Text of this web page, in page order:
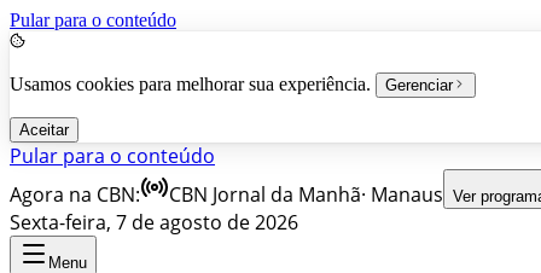
Pular para o conteúdo
Usamos cookies para melhorar sua experiência. Gerenciar
Aceitar
Pular para o conteúdo
Agora na CBN:
CBN Jornal da Manhã· Manaus Ver
Sexta-feira, 7 de agosto de 2026
Menu